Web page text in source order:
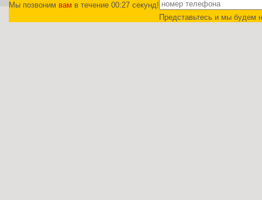
Мы позвоним вам в течение 00:27 секунд!
Представьтесь и мы будем